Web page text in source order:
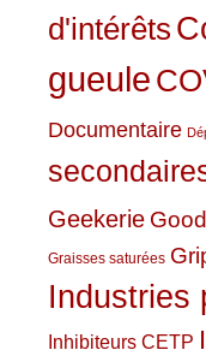
d'intérêts
gueule
Documentaire
Geekerie
Graisses saturées
Industries
Inhibiteurs CETP